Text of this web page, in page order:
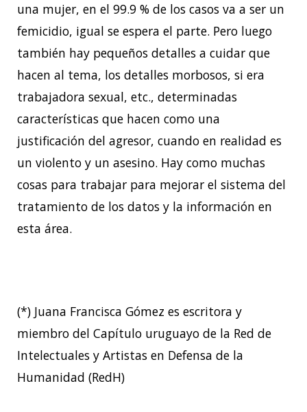
una mujer, en el 99.9 % de los casos va a ser un
femicidio, igual se espera el parte. Pero luego
también hay pequeños detalles a cuidar que
hacen al tema, los detalles morbosos, si era
trabajadora sexual, etc., determinadas
características que hacen como una
justificación del agresor, cuando en realidad es
un violento y un asesino. Hay como muchas
cosas para trabajar para mejorar el sistema del
tratamiento de los datos y la información en
esta área.
(*) Juana Francisca Gómez es escritora y
miembro del Capítulo uruguayo de la Red de
Intelectuales y Artistas en Defensa de la
Humanidad (RedH)